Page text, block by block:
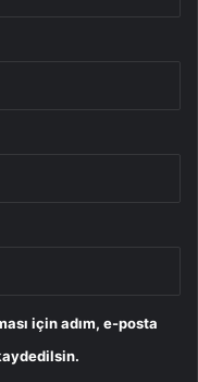
için adım, e-posta